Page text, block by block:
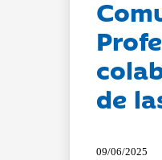
de
09/06/2025